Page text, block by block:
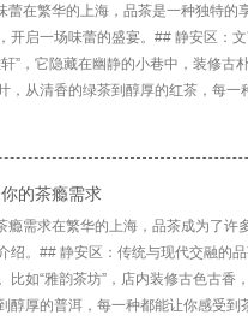
在繁华的上海，品茶是一种独特的
开启一场味蕾的盛宴。## 静安区：
”，它隐藏在幽静的小巷中，装修古
，从清香的绿茶到醇厚的红茶，每一
的茶瘾需求
需求在繁华的上海，品茶成为了许
绍。## 静安区：传统与现代交融的
比如“雅韵茶坊”，店内装修古色古香
醇厚的普洱，每一种都能让你感受到